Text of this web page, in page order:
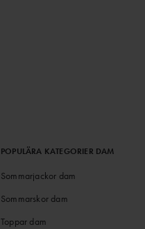
POPULÄRA KATEGORIER DAM
Sommarjackor dam
Sommarskor dam
Toppar dam